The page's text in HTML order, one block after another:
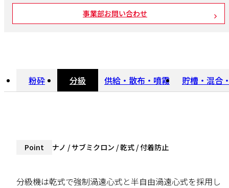
事業部お問い合わせ
粉砕 分級 供給・散布・噴霧 貯槽・混合
分級
Point ナノ / サブミクロン / 乾式 / 付着防止
分級機は乾式で強制渦遠心式と半自由渦遠心式を採用し